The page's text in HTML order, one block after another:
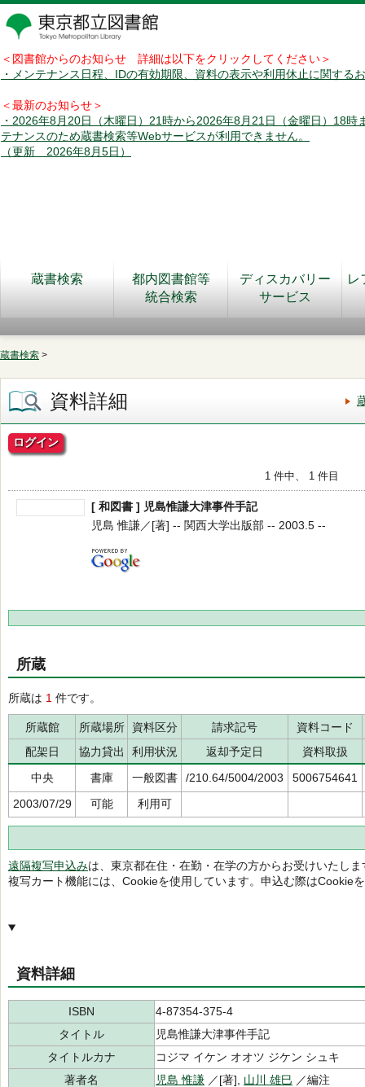
＜図書館からのお知らせ 詳細は以下をクリックしてください＞
・メンテナンス日程、IDの有効期限、資料の表示や利用休止に関する
＜最新のお知らせ＞
・2026年8月20日（木曜日）21時から2026年8月21日（金曜日）18時
テナンスのため蔵書検索等Webサービスが利用できません。
（更新 2026年8月5日）
蔵書検索
都内図書館等
統合検索
ディスカバリー
サービス
レ
蔵書検索 >
資料詳細
ログイン
1 件中、 1 件目
[ 和図書 ] 児島惟謙大津事件手記
児島 惟謙／[著] -- 関西大学出版部 -- 2003.5 --
所蔵
所蔵は 1 件です。
所蔵館 所蔵場所 資料区分 請求記号
資料コード
配架日
協力貸出 利用状況 返却予定日
資料取扱
中央
書庫 一般図書 /210.64/5004/2003
5006754641
2003/07/29
可能 利用可
遠隔複写申込みは、東京都在住・在勤・在学の方からお受けいたしま
複写カート機能には、Cookieを使用しています。申込む際はCookie
資料詳細
ISBN
4-87354-375-4
タイトル
児島惟謙大津事件手記
タイトルカナ
コジマ イケン オオツ ジケン シュキ
著者名
児島 惟謙 ／[著], 山川 雄巳 ／編注